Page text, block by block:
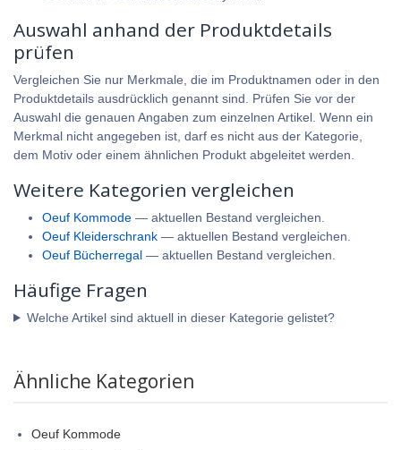
Auswahl anhand der Produktdetails
prüfen
Vergleichen Sie nur Merkmale, die im Produktnamen oder in den
Produktdetails ausdrücklich genannt sind. Prüfen Sie vor der
Auswahl die genauen Angaben zum einzelnen Artikel. Wenn ein
Merkmal nicht angegeben ist, darf es nicht aus der Kategorie,
dem Motiv oder einem ähnlichen Produkt abgeleitet werden.
Weitere Kategorien vergleichen
Oeuf Kommode — aktuellen Bestand vergleichen.
Oeuf Kleiderschrank — aktuellen Bestand vergleichen.
Oeuf Bücherregal — aktuellen Bestand vergleichen.
Häufige Fragen
Welche Artikel sind aktuell in dieser Kategorie gelistet?
Ähnliche Kategorien
Oeuf Kommode